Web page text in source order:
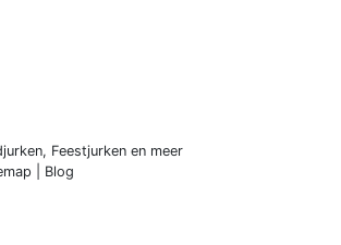
, Feestjurken en meer
Blog